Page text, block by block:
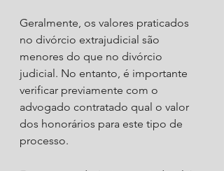
Geralmente, os valores praticados
no divórcio extrajudicial são
menores do que no divórcio
judicial. No entanto, é importante
verificar previamente com o
advogado contratado qual o valor
dos honorários para este tipo de
processo.